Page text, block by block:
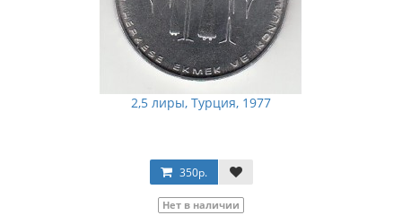
2,5 лиры, Турция, 1977
350р.
Нет в наличии